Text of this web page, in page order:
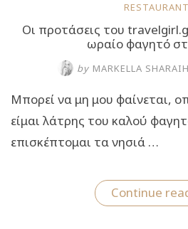
Οι προτάσεις του
ωραίο φαγητό
by MARKELLA
Μπορεί να μη μου φαίνεται,
είμαι λάτρης του καλού
επισκέπτομαι τα νησιά …
Continue